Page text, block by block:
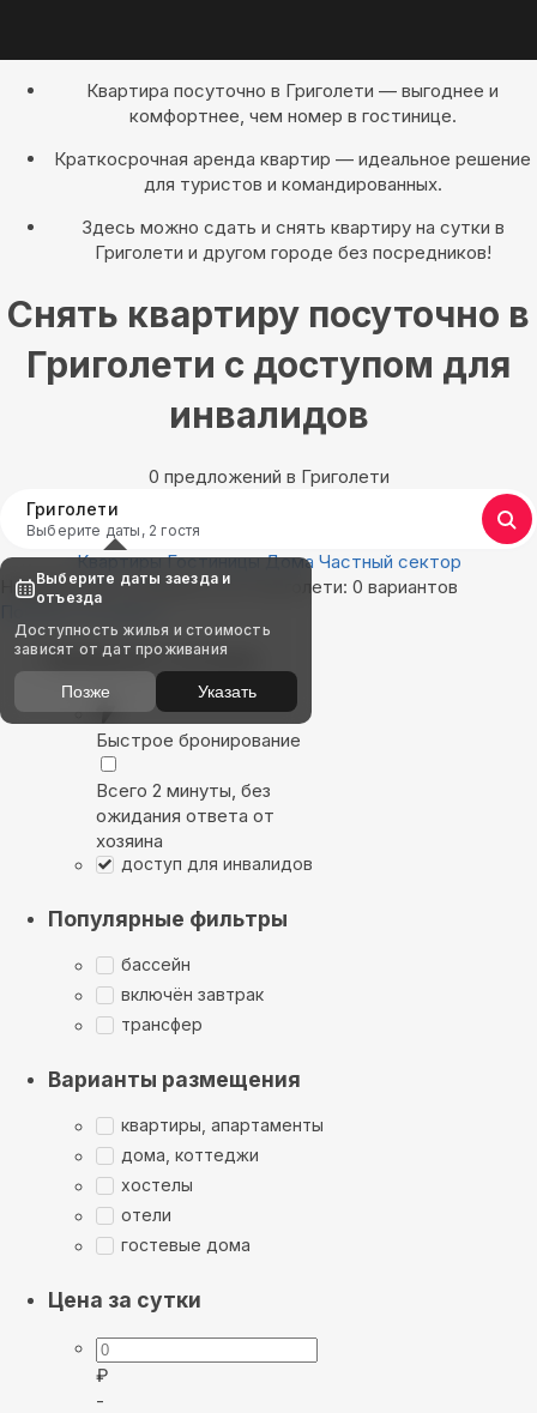
Квартира посуточно в Григолети — выгоднее и
комфортнее, чем номер в гостинице.
Краткосрочная аренда квартир — идеальное решение
для туристов и командированных.
Здесь можно сдать и снять квартиру на сутки в
Григолети и другом городе без посредников!
Снять квартиру посуточно в
Григолети с доступом для
инвалидов
0 предложений в Григолети
Григолети
Выберите даты, 2 гостя
Квартиры Гостиницы Дома Частный сектор
Найдём, где остановиться в Григолети: 0 вариантов
Показать на карте
Выбирайте лучшее
Быстрое бронирование
Всего 2 минуты, без
ожидания ответа от
хозяина
доступ для инвалидов
Популярные фильтры
бассейн
включён завтрак
трансфер
Варианты размещения
квартиры, апартаменты
дома, коттеджи
хостелы
отели
гостевые дома
Цена за сутки
₽
-
Выберите даты заезда и
отъезда
Доступность жилья и стоимость
зависят от дат проживания
Позже Указать